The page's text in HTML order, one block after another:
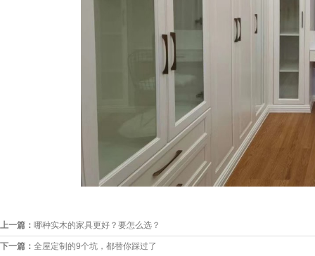
上一篇： 哪种实木的家具更好？要怎么选？
下一篇： 全屋定制的9个坑，都替你踩过了